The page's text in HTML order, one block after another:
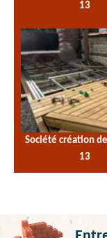
13
Société création
13